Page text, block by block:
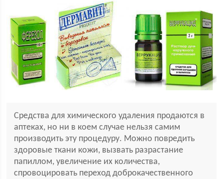
Средства для химического удаления продаются в
аптеках, но ни в коем случае нельзя самим
производить эту процедуру. Можно повредить
здоровые ткани кожи, вызвать разрастание
папиллом, увеличение их количества,
спровоцировать переход доброкачественного